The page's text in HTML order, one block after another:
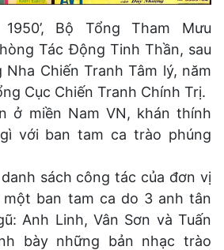
Bộ Tổng Tham Mưu
Tác Động Tinh Thần, sau
Chiến Tranh Tâm lý, năm
Cục Chiến Tranh Chính Trị.
ở miền Nam VN, khán thính
với ban tam ca trào phúng
sách công tác của đơn vị
một ban tam ca do 3 anh tân
Anh Linh, Vân Sơn và Tuấn
bày những bản nhạc trào